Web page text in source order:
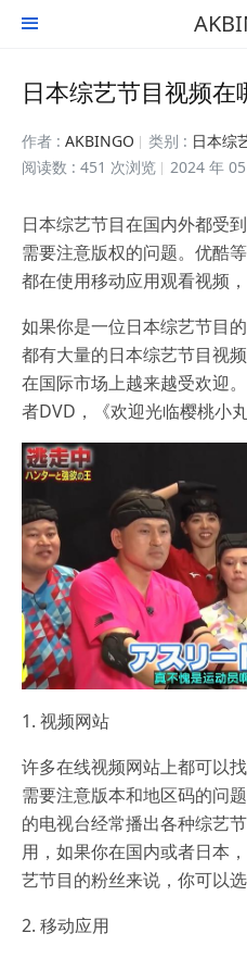

日本综艺节目视频在
作者 : AKBINGO 类别 : 日本综
阅读数 : 451 次浏览
2024 年
日本综艺节目在国内外都受
需要注意版权的问题。优酷
都在使用移动应用观看视频
如果你是一位日本综艺节目
都有大量的日本综艺节目视
在国际市场上越来越受欢迎
者DVD，《欢迎光临樱桃小丸
1. 视频网站
许多在线视频网站上都可以
需要注意版本和地区码的问
的电视台经常播出各种综艺
用，如果你在国内或者日本
艺节目的粉丝来说，你可以选
2. 移动应用